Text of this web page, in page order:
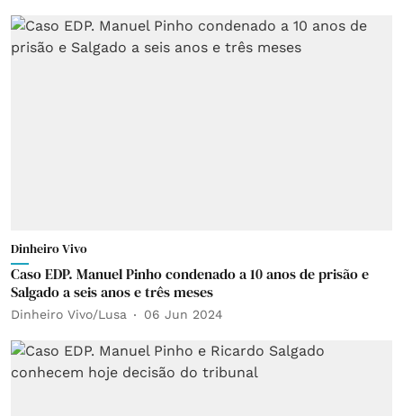
Dinheiro Vivo
Caso EDP. Manuel Pinho condenado a 10 anos de prisão e
Salgado a seis anos e três meses
Dinheiro Vivo/Lusa 06 Jun 2024